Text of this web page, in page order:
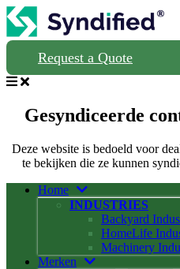
Request a Quote
Gesyndiceerde
Deze website is bedoeld voor
te bekijken die ze kunnen
Home
INDUSTRIES
Backyard
HomeLife
Machinery
Merken